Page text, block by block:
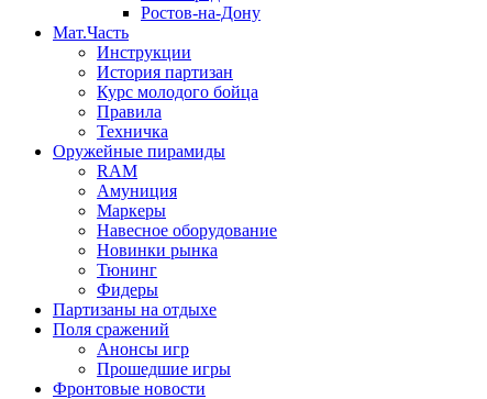
Ростов-на-Дону
Мат.Часть
Инструкции
История партизан
Курс молодого бойца
Правила
Техничка
Оружейные пирамиды
RAM
Амуниция
Маркеры
Навесное оборудование
Новинки рынка
Тюнинг
Фидеры
Партизаны на отдыхе
Поля сражений
Анонсы игр
Прошедшие игры
Фронтовые новости